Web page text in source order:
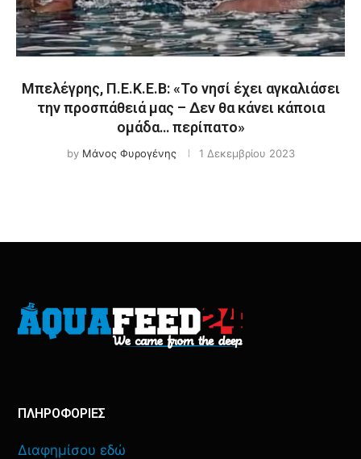
Μπελέγρης, Π.Ε.Κ.Ε.Β: «Το νησί έχει αγκαλιάσει
την προσπάθειά μας – Δεν θα κάνει κάποια
ομάδα… περίπατο»
by Μάνος Φυρογένης 1 Δεκεμβρίου 2023
ΠΛΗΡΟΦΟΡΙΕΣ
Διαφημίσου εδώ